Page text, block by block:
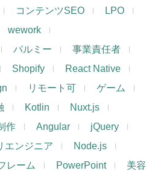
コンテンツSEO
LPO
wework
パルミー
事業責任者
Shopify
React Native
リモート可
ゲーム
Kotlin
Nuxt.js
作 Angular
jQuery
エンジニア
Node.js
レーム PowerPoint
美容